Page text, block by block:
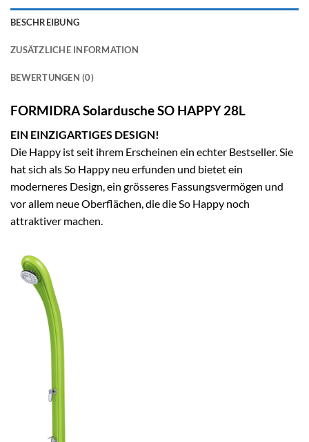
BESCHREIBUNG
ZUSÄTZLICHE INFORMATION
BEWERTUNGEN (0)
FORMIDRA Solardusche SO HAPPY 28L
EIN EINZIGARTIGES DESIGN!
Die Happy ist seit ihrem Erscheinen ein echter Bestseller. Sie
hat sich als So Happy neu erfunden und bietet ein
moderneres Design, ein grösseres Fassungsvermögen und
vor allem neue Oberflächen, die die So Happy noch
attraktiver machen.